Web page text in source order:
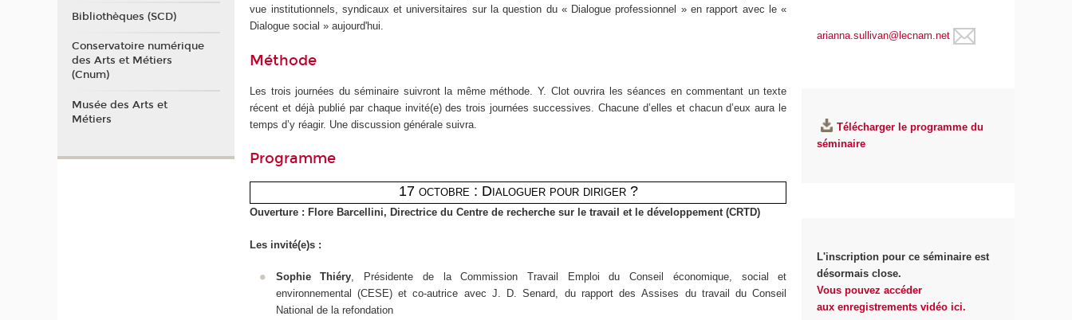
vue institutionnels, syndicaux et universitaires sur la question du « Dialogue professionnel » en rapport avec le «
Dialogue social » aujourd'hui.
Méthode
Les trois journées du séminaire suivront la même méthode. Y. Clot ouvrira les séances en commentant un texte
récent et déjà publié par chaque invité(e) des trois journées successives. Chacune d’elles et chacun d’eux aura le
temps d’y réagir. Une discussion générale suivra.
Programme
17 octobre : Dialoguer pour diriger ?
Ouverture : Flore Barcellini, Directrice du Centre de recherche sur le travail et le développement (CRTD)
Les invité(e)s :
Sophie Thiéry, Présidente de la Commission Travail Emploi du Conseil économique, social et
environnemental (CESE) et co-autrice avec J. D. Senard, du rapport des Assises du travail du Conseil
National de la refondation
arianna.sullivan@lecnam.net
Télécharger le programme du
séminaire
L'inscription pour ce séminaire est
désormais close.
Vous pouvez accéder
aux enregistrements vidéo ici.
Bibliothèques (SCD)
Conservatoire numérique
des Arts et Métiers
(Cnum)
Musée des Arts et
Métiers